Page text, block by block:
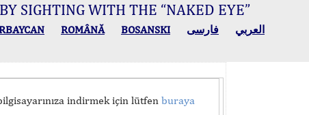
SIGHTING WITH THE “NAKED EYE”
ROMÂNĂ BOSANSKI العربي فارسی
indirmek için lütfen buraya